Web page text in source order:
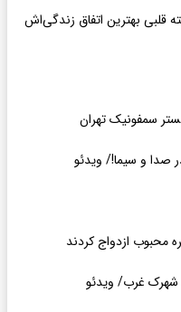
قلبی بهترین اتفاق زندگی‌اش
سمفونیک تهران
صدا و سیما!/ ویدئو
محبوب ازدواج کردند
شهرک غرب/ ویدئو